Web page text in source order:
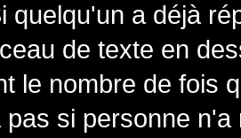
quelqu'un a déjà
de texte en
le nombre de fois
si personne